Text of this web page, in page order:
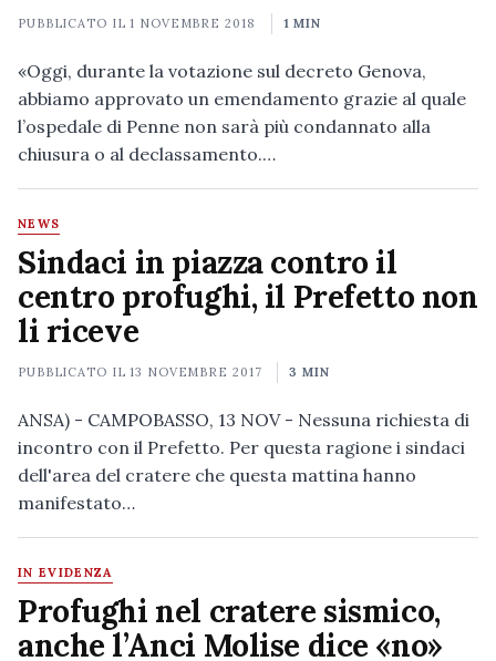
PUBBLICATO IL1 NOVEMBRE 2018 1 MIN
«Oggi, durante la votazione sul decreto Genova,
abbiamo approvato un emendamento grazie al quale
l’ospedale di Penne non sarà più condannato alla
chiusura o al declassamento.…
NEWS
Sindaci in piazza contro il
centro profughi, il Prefetto non
li riceve
PUBBLICATO IL13 NOVEMBRE 2017 3 MIN
ANSA) - CAMPOBASSO, 13 NOV - Nessuna richiesta di
incontro con il Prefetto. Per questa ragione i sindaci
dell'area del cratere che questa mattina hanno
manifestato…
IN EVIDENZA
Profughi nel cratere sismico,
anche l’Anci Molise dice «no»